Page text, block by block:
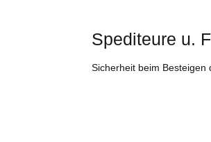
Spediteure u.
Sicherheit beim Besteigen